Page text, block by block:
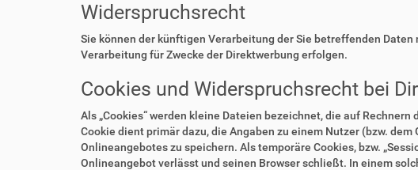
Widerspruchsrecht
Sie können der künftigen Verarbeitung der Sie betreffenden
Verarbeitung für Zwecke der Direktwerbung erfolgen.
Cookies und Widerspruchsrecht bei
Als „Cookies“ werden kleine Dateien bezeichnet, die auf
Cookie dient primär dazu, die Angaben zu einem Nutzer (bzw.
Onlineangebotes zu speichern. Als temporäre Cookies, bzw.
Onlineangebot verlässt und seinen Browser schließt. In einem